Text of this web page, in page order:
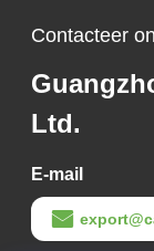
Contacteer
Ltd.
E-mail